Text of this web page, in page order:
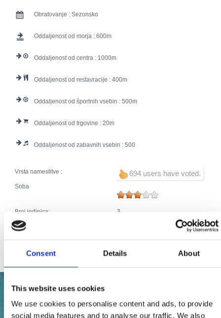
Consent Details About
This website uses cookies
We use cookies to personalise content and ads, to provide
social media features and to analyse our traffic. We also
Obratovanje : Sezonsko
Oddaljenost od morja : 600
Oddaljenost od centra : 1000
Oddaljenost od restavracije : 400
Oddaljenost od športnih vsebin : 500
Oddaljenost od trgovine : 20
Oddaljenost od zabavnih vsebin : 500
694 users have voted.
Vrsta namestitve :
Soba
Broj jedinica:
3
Glavne postelje:
Pomoćne postelje: